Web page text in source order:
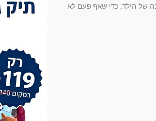
של הילד, כדי שאף פעם לא